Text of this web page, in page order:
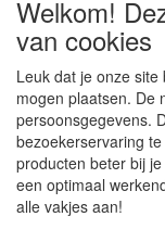
Voornaam
Achternaam
E-mail
Welkom!
van cookies
Leuk dat je onze
mogen plaatsen. De
persoonsgegevens.
bezoekerservaring
producten beter bij
een optimaal
alle vakjes aan!